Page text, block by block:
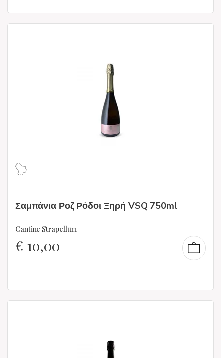
Σαμπάνια Ροζ Ρόδοι Ξηρή VSQ 750ml
Cantine Strapellum
€ 10,00